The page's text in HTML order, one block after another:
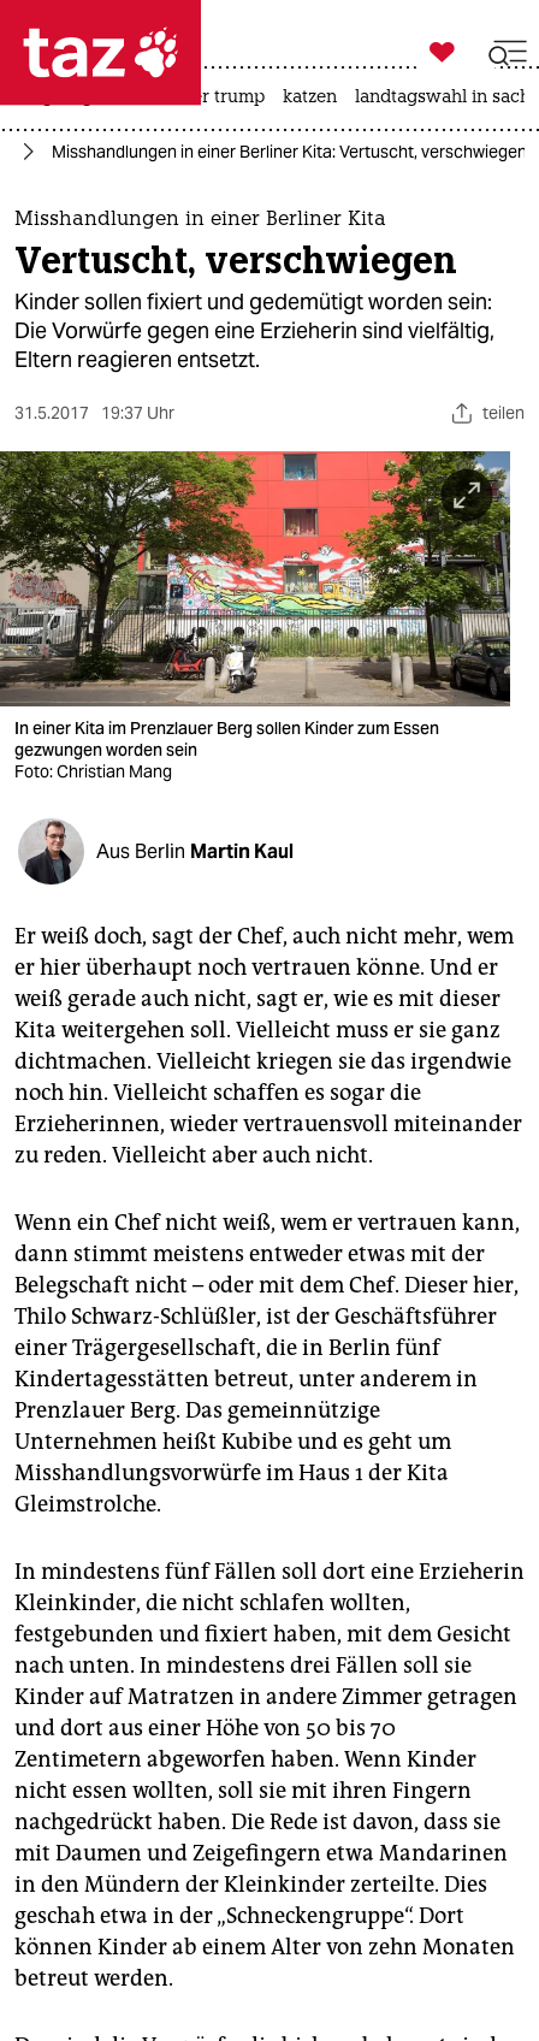
 taz zahl ich
taz zahl ich
themen
politik
öko
gesellschaft
sport
berlin
nord
wahrheit
verlag
verlag
shop
fragen & hilfe
unterstützen
abo
genossenschaft
epaper login

taz zahl ich
usa unter trump katzen landtagswahl in
Misshandlungen in einer Berliner Kita: Vertuscht, verschwiegen
Misshandlungen in einer Berliner Kita
Vertuscht, verschwiegen
Kinder sollen fixiert und gedemütigt worden sein:
Die Vorwürfe gegen eine Erzieherin sind vielfältig,
Eltern reagieren entsetzt.
31.5.2017 19:37 Uhr teilen
In einer Kita im Prenzlauer Berg sollen Kinder zum Essen
gezwungen worden sein
Foto: Christian Mang
Aus Berlin Martin Kaul
Er weiß doch, sagt der Chef, auch nicht mehr, wem
er hier überhaupt noch vertrauen könne. Und er
weiß gerade auch nicht, sagt er, wie es mit dieser
Kita weitergehen soll. Vielleicht muss er sie ganz
dichtmachen. Vielleicht kriegen sie das irgendwie
noch hin. Vielleicht schaffen es sogar die
Erzieherinnen, wieder vertrauensvoll miteinander
zu reden. Vielleicht aber auch nicht.
Wenn ein Chef nicht weiß, wem er vertrauen kann,
dann stimmt meistens entweder etwas mit der
Belegschaft nicht – oder mit dem Chef. Dieser hier,
Thilo Schwarz-Schlüßler, ist der Geschäftsführer
einer Trägergesellschaft, die in Berlin fünf
Kindertagesstätten betreut, unter anderem in
Prenzlauer Berg. Das gemeinnützige
Unternehmen heißt Kubibe und es geht um
Misshandlungsvorwürfe im Haus 1 der Kita
Gleimstrolche.
In mindestens fünf Fällen soll dort eine Erzieherin
Kleinkinder, die nicht schlafen wollten,
festgebunden und fixiert haben, mit dem Gesicht
nach unten. In mindestens drei Fällen soll sie
Kinder auf Matratzen in andere Zimmer getragen
und dort aus einer Höhe von 50 bis 70
Zentimetern abgeworfen haben. Wenn Kinder
nicht essen wollten, soll sie mit ihren Fingern
nachgedrückt haben. Die Rede ist davon, dass sie
mit Daumen und Zeigefingern etwa Mandarinen
in den Mündern der Kleinkinder zerteilte. Dies
geschah etwa in der „Schneckengruppe“. Dort
können Kinder ab einem Alter von zehn Monaten
betreut werden.